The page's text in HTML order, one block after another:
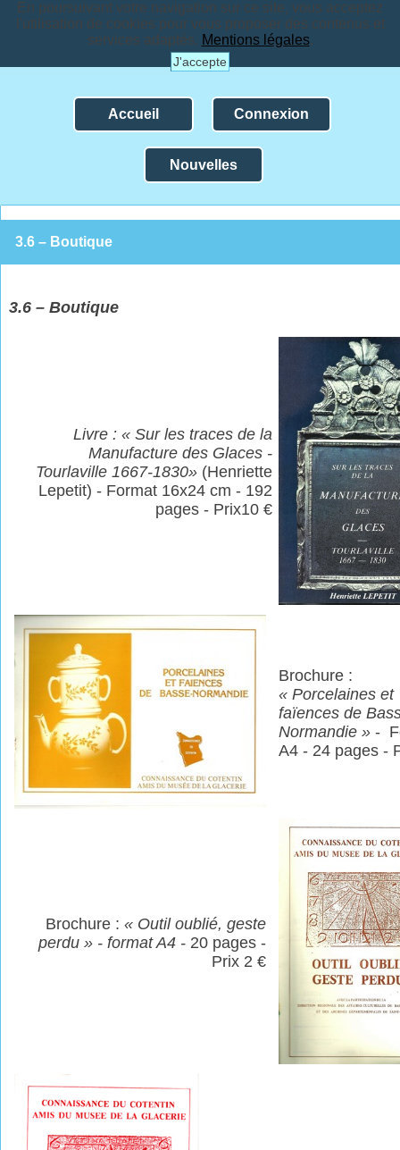
En poursuivant votre navigation sur ce site, vous acceptez
l'utilisation de cookies pour vous proposer des contenus et
services adaptés. Mentions légales.
J'accepte
Accueil Connexion
Nouvelles
3.6 – Boutique
3.6 – Boutique
Livre : « Sur les traces de la
Manufacture des Glaces -
Tourlaville 1667-1830» (Henriette
Lepetit) - Format 16x24 cm - 192
pages - Prix10 €
Brochure :
« Porcelaines et
faïences de
Normandie »-
A4 - 24 pages -
Brochure :« Outil oublié, geste
perdu » - format A4 - 20 pages -
Prix 2 €